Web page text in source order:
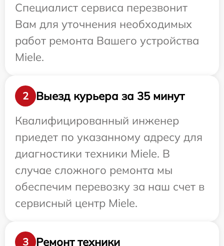
Специалист сервиса перезвонит
Вам для уточнения необходимых
работ ремонта Вашего устройства
Miele.
2
Выезд курьера за 35 минут
Квалифицированный инженер
приедет по указанному адресу для
диагностики техники Miele. В
случае сложного ремонта мы
обеспечим перевозку за наш счет в
сервисный центр Miele.
3 Ремонт техники